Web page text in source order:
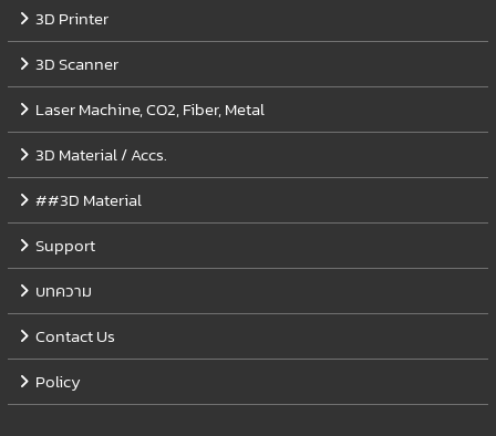
3D Printer
3D Scanner
Laser Machine, CO2, Fiber, Metal
3D Material / Accs.
##3D Material
Support
บทความ
Contact Us
Policy